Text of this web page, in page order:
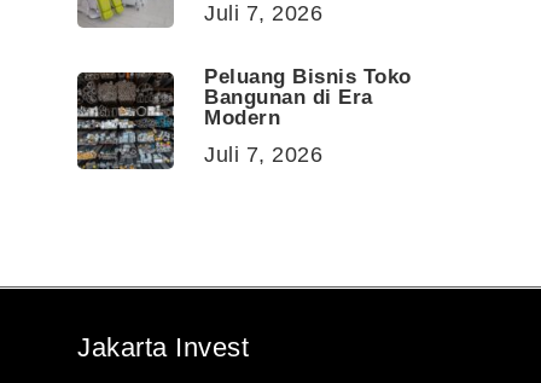
Juli 7, 2026
Peluang Bisnis Toko
Bangunan di Era
Modern
Juli 7, 2026
Jakarta Invest